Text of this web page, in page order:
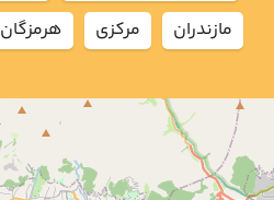
مازندران
مركزي هرمزگان